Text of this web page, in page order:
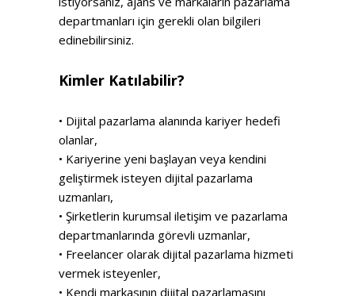
departmanları için gerekli olan bilgileri
edinebilirsiniz.
Kimler Katılabilir?
• Dijital pazarlama alanında kariyer hedefi
olanlar,
• Kariyerine yeni başlayan veya kendini
geliştirmek isteyen dijital pazarlama
uzmanları,
• Şirketlerin kurumsal iletişim ve pazarlama
departmanlarında görevli uzmanlar,
• Freelancer olarak dijital pazarlama hizmeti
vermek isteyenler,
• Kendi markasının dijital pazarlamasını